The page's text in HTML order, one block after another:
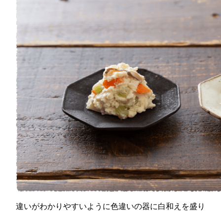
違いがわかりやすいように色違いの器に白和えを盛り